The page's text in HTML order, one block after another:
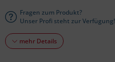
Fragen zum Produkt?
Unser Profi steht zur Verfügung!
mehr Details